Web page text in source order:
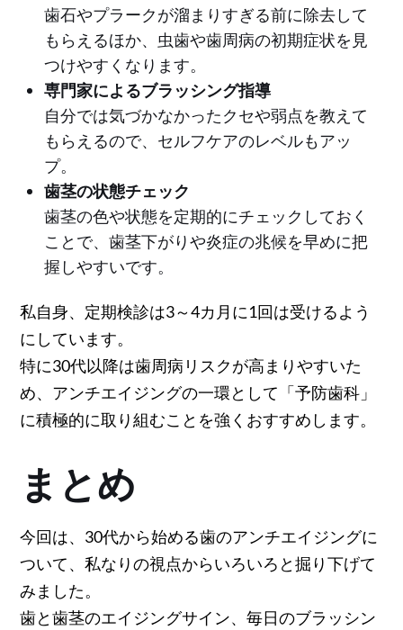
歯石やプラークが溜まりすぎる前に除去して
もらえるほか、虫歯や歯周病の初期症状を見
つけやすくなります。
専門家によるブラッシング指導
自分では気づかなかったクセや弱点を教えて
もらえるので、セルフケアのレベルもアッ
プ。
歯茎の状態チェック
歯茎の色や状態を定期的にチェックしておく
ことで、歯茎下がりや炎症の兆候を早めに把
握しやすいです。
私自身、定期検診は3～4カ月に1回は受けるよう
にしています。
特に30代以降は歯周病リスクが高まりやすいた
め、アンチエイジングの一環として「予防歯科」
に積極的に取り組むことを強くおすすめします。
まとめ
今回は、30代から始める歯のアンチエイジングに
ついて、私なりの視点からいろいろと掘り下げて
みました。
歯と歯茎のエイジングサイン、毎日のブラッシン